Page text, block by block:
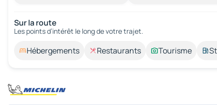
Sur la route
Les points d’intérêt le long de votre trajet.
Hébergements Restaurants Tourisme